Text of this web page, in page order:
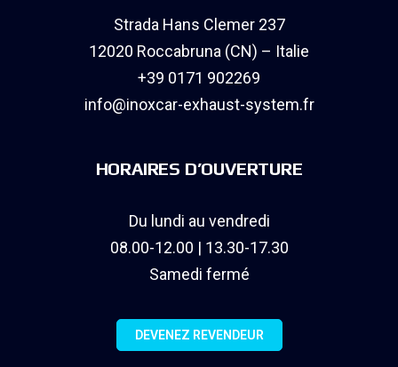
Strada Hans Clemer 237
12020 Roccabruna (CN) – Italie
+39 0171 902269
info@inoxcar-exhaust-system.fr
HORAIRES D’OUVERTURE
Du lundi au vendredi
08.00-12.00 | 13.30-17.30
Samedi fermé
DEVENEZ REVENDEUR